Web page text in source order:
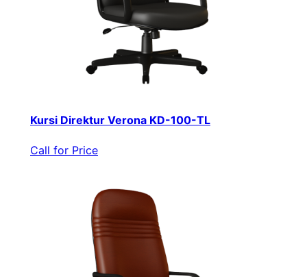
Kursi Direktur Verona KD-100-TL
Call for Price